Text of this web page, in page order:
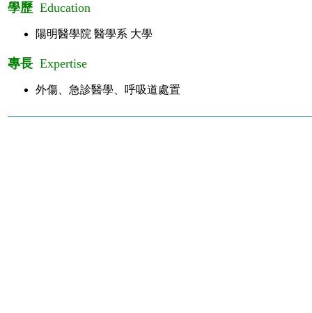
學歷 Education
陽明醫學院 醫學系 大學
專長 Expertise
外傷、急診醫學、呼吸道處置